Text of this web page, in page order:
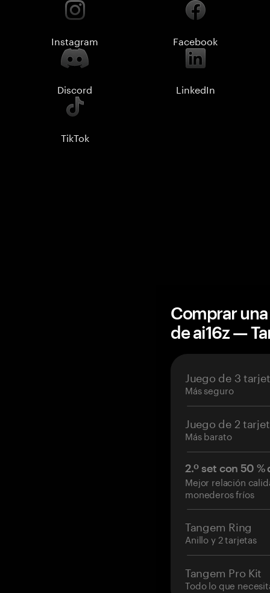
Instagram Facebook
Discord LinkedIn
TikTok
Comprar
de ai16z —
Juego de 3
Más seguro
Juego de 2
Más barato
2.º set con 50
Mejor relación
monederos fríos
Tangem Ring
Anillo y 2 tarjetas
Tangem Pro Kit
Todo lo que